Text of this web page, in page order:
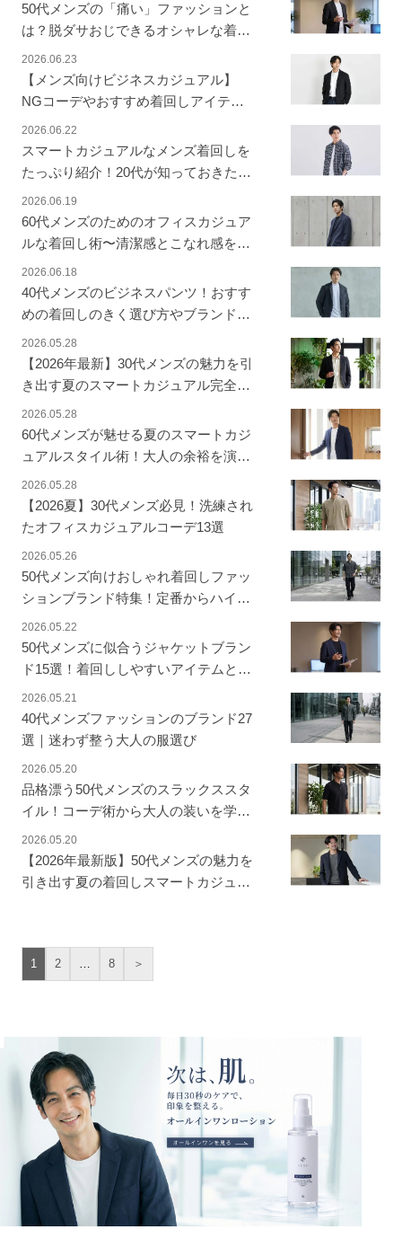
50代メンズの「痛い」ファッションと
は？脱ダサおじできるオシャレな着こ
なしを解説
2026.06.23
【メンズ向けビジネスカジュアル】
NGコーデやおすすめ着回しアイテム
と季節別コーデ
2026.06.22
スマートカジュアルなメンズ着回しを
たっぷり紹介！20代が知っておきたい
ファッションのポイントは？
2026.06.19
60代メンズのためのオフィスカジュア
ルな着回し術〜清潔感とこなれ感を両
立する上品なスタイリング
2026.06.18
40代メンズのビジネスパンツ！おすす
めの着回しのきく選び方やブランドを
徹底解説
2026.05.28
【2026年最新】30代メンズの魅力を引
き出す夏のスマートカジュアル完全ガ
イド
2026.05.28
60代メンズが魅せる夏のスマートカジ
ュアルスタイル術！大人の余裕を演出
しつつ涼しげに決める
2026.05.28
【2026夏】30代メンズ必見！洗練され
たオフィスカジュアルコーデ13選
2026.05.26
50代メンズ向けおしゃれ着回しファッ
ションブランド特集！定番からハイブ
ランドまで
2026.05.22
50代メンズに似合うジャケットブラン
ド15選！着回ししやすいアイテムと着
こなし例も紹介
2026.05.21
40代メンズファッションのブランド27
選｜迷わず整う大人の服選び
2026.05.20
品格漂う50代メンズのスラックススタ
イル！コーデ術から大人の装いを学ぶ
【平日5日着回し付き】
2026.05.20
【2026年最新版】50代メンズの魅力を
引き出す夏の着回しスマートカジュア
1 2 … 8 ＞